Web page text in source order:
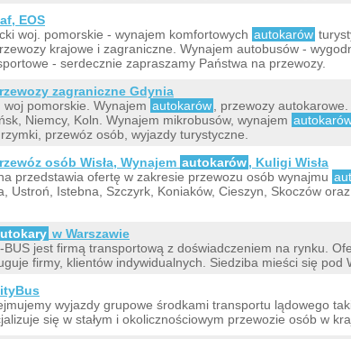
EOS
woj. pomorskie - wynajem komfortowych autokarów
krajowe i zagraniczne. Wynajem autobusów -
- serdecznie zapraszamy Państwa na przewozy.
zagraniczne Gdynia
woj pomorskie. Wynajem autokarów
, przewozy
Niemcy, Koln. Wynajem mikrobusów, wynajem
przewóz osób, wyjazdy turystyczne.
osób Wisła, Wynajem autokarów, Kuligi Wisła
przedstawia ofertę w zakresie przewozu osób wynajmu
Ustroń, Istebna, Szczyrk, Koniaków, Cieszyn, Skoczów
w Warszawie
BUS jest firmą transportową z doświadczeniem na rynku.
firmy, klientów indywidualnych. Siedziba mieści się pod
wyjazdy grupowe środkami transportu lądowego
się w stałym i okolicznościowym przewozie osób w